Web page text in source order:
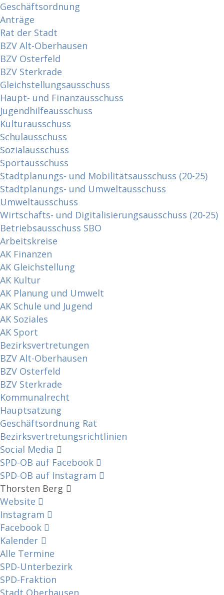
Geschäftsordnung
Anträge
Rat der Stadt
BZV Alt-Oberhausen
BZV Osterfeld
BZV Sterkrade
Gleichstellungsausschuss
Haupt- und Finanzausschuss
Jugendhilfeausschuss
Kulturausschuss
Schulausschuss
Sozialausschuss
Sportausschuss
Stadtplanungs- und Mobilitätsausschuss (20-25)
Stadtplanungs- und Umweltausschuss
Umweltausschuss
Wirtschafts- und Digitalisierungsausschuss (20-25)
Betriebsausschuss SBO
Arbeitskreise
AK Finanzen
AK Gleichstellung
AK Kultur
AK Planung und Umwelt
AK Schule und Jugend
AK Soziales
AK Sport
Bezirksvertretungen
BZV Alt-Oberhausen
BZV Osterfeld
BZV Sterkrade
Kommunalrecht
Hauptsatzung
Geschäftsordnung Rat
Bezirksvertretungs­richtlinien
Social Media
SPD-OB auf Facebook
SPD-OB auf Instagram
Thorsten Berg
Website
Instagram
Facebook
Kalender
Alle Termine
SPD-Unterbezirk
SPD-Fraktion
Stadt Oberhausen